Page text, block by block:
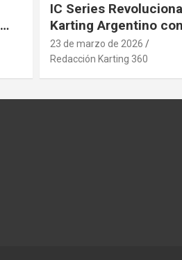
IC Series
Karting Argentino con
Motores
23 de marzo de 2026
Redacción Karting 360